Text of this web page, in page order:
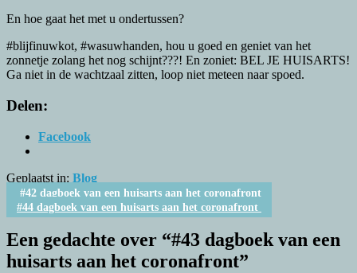
En hoe gaat het met u ondertussen?
#blijfinuwkot, #wasuwhanden, hou u goed en geniet van het
zonnetje zolang het nog schijnt???! En zoniet: BEL JE HUISARTS!
Ga niet in de wachtzaal zitten, loop niet meteen naar spoed.
Delen:
Facebook
Geplaatst in: Blog
Berichtnavigatie
#42 dagboek van een huisarts aan het coronafront
#44 dagboek van een huisarts aan het coronafront
Een gedachte over “#43 dagboek van een
huisarts aan het coronafront”